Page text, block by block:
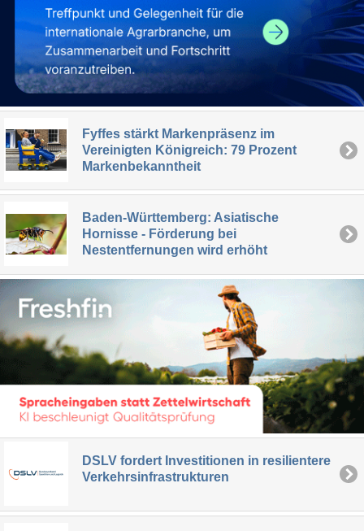
Fyffes stärkt Markenpräsenz im
Vereinigten Königreich: 79 Prozent
Markenbekanntheit
Baden-Württemberg: Asiatische
Hornisse - Förderung bei
Nestentfernungen wird erhöht
DSLV fordert Investitionen in resilientere
Verkehrsinfrastrukturen